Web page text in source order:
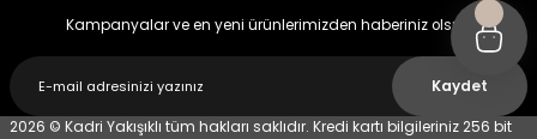
Kampanyalar ve en yeni ürünlerimizden haberiniz olsun
Kaydet
2026 © Kadri Yakışıklı tüm hakları saklıdır. Kredi kartı bilgileriniz 256 bit